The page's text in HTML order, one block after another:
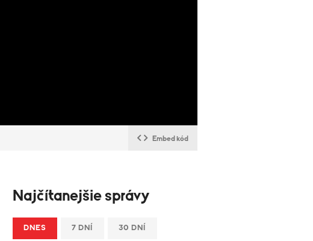
Embed kód
Najčítanejšie správy
DNES 7 DNÍ 30 DNÍ